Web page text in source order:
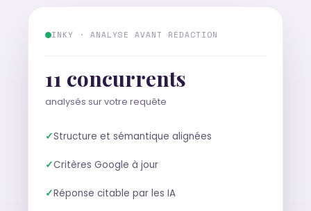
INKY · ANALYSE AVANT RÉDACTION
11 concurrents
analysés sur votre requête
✓Structure et sémantique alignées
✓Critères Google à jour
✓Réponse citable par les IA